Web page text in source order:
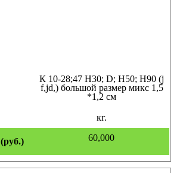
К 10-28;47 Н30; D; Н50; Н90 (j
f,jd,) большой размер микс 1,5
*1,2 см
кг.
60,000